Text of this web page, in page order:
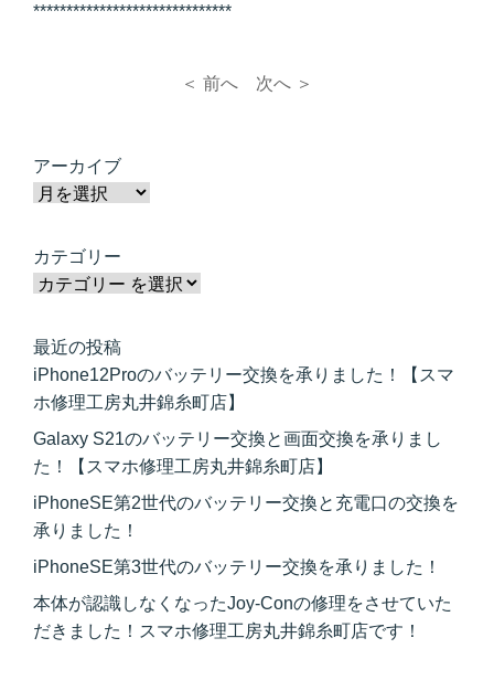
******************************
＜ 前へ 次へ ＞
アーカイブ
カテゴリー
最近の投稿
iPhone12Proのバッテリー交換を承りました！【スマ
ホ修理工房丸井錦糸町店】
Galaxy S21のバッテリー交換と画面交換を承りまし
た！【スマホ修理工房丸井錦糸町店】
iPhoneSE第2世代のバッテリー交換と充電口の交換を
承りました！
iPhoneSE第3世代のバッテリー交換を承りました！
本体が認識しなくなったJoy-Conの修理をさせていた
だきました！スマホ修理工房丸井錦糸町店です！